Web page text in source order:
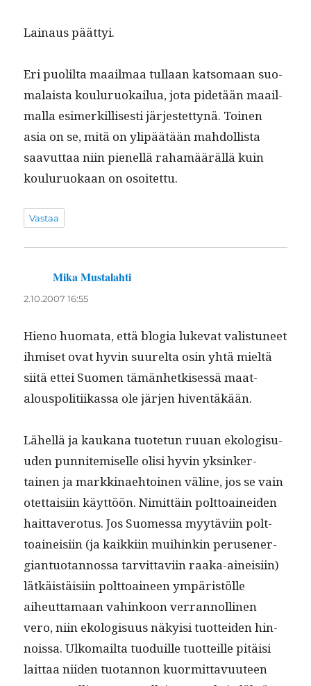
Lain­aus päättyi.
Eri puo­lil­ta maail­maa tul­laan kat­so­maan suo­
ma­laista koulu­ruokailua, jota pide­tään maail­
mal­la esimerkil­lis­es­ti jär­jestet­tynä. Toinen
asia on se, mitä on ylipäätään mah­dol­lista
saavut­taa niin pienel­lä rahamääräl­lä kuin
koulu­ruokaan on osoitettu.
Vastaa
Mika Mustalahti
2.10.2007 16:55
Hieno huo­ma­ta, että blo­gia luke­vat val­is­tuneet
ihmiset ovat hyvin suurelta osin yhtä mieltä
siitä ettei Suomen tämän­hetkisessä maat­
alous­poli­ti­ikas­sa ole jär­jen hiventäkään.
Lähel­lä ja kaukana tuote­tun ruuan ekol­o­gisu­
u­den pun­nitemiselle olisi hyvin yksinker­
tainen ja markki­nae­htoinen väline, jos se vain
otet­taisi­in käyt­töön. Nimit­täin polt­toainei­den
hait­tavero­tus. Jos Suomes­sa myytävi­in polt­
toaineisi­in (ja kaikki­in mui­hinkin perusen­er­
giantuotan­nos­sa tarvit­tavi­in raa­ka-aineisi­in)
lätkäistäisi­in polt­toaineen ympäristölle
aiheut­ta­maan vahinkoon ver­ran­nolli­nen
vero, niin ekol­o­gisu­us näky­isi tuot­tei­den hin­
nois­sa. Ulko­mail­ta tuo­duille tuot­teille pitäisi
lait­taa niiden tuotan­non kuor­mit­tavu­u­teen